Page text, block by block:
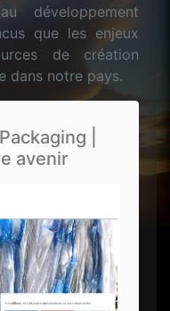
développement
que les enjeux
de création
dans notre pays.
|
avenir